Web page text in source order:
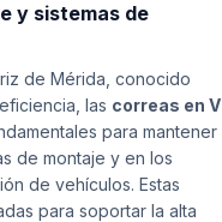
y sistemas de
de Mérida, conocido
las correas en V
para mantener
de montaje y en los
de vehículos. Estas
para soportar la alta